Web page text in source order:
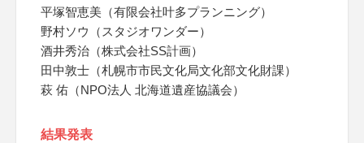
平塚智恵美（有限会社叶多プランニング）
野村ソウ（スタジオワンダー）
酒井秀治（株式会社SS計画）
田中敦士（札幌市市民文化局文化部文化財課）
萩 佑（NPO法人 北海道遺産協議会）
結果発表